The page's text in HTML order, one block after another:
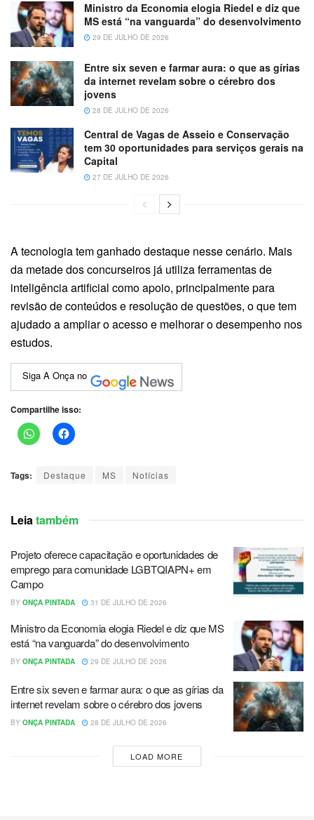
Ministro da Economia elogia Riedel e diz que
MS está “na vanguarda” do desenvolvimento
29 DE JULHO DE 2026
Entre six seven e farmar aura: o que as gírias
da internet revelam sobre o cérebro dos
jovens
28 DE JULHO DE 2026
Central de Vagas de Asseio e Conservação
tem 30 oportunidades para serviços gerais na
Capital
27 DE JULHO DE 2026
A tecnologia tem ganhado destaque nesse cenário. Mais
da metade dos concurseiros já utiliza ferramentas de
inteligência artificial como apoio, principalmente para
revisão de conteúdos e resolução de questões, o que tem
ajudado a ampliar o acesso e melhorar o desempenho nos
estudos.
Siga A Onça no
Compartilhe isso:
Tags: Destaque MS Notícias
Leiatambém
Projeto oferece capacitação e oportunidades de
emprego para comunidade LGBTQIAPN+ em
Campo
BY ONÇA PINTADA 31 DE JULHO DE 2026
Ministro da Economia elogia Riedel e diz que MS
está “na vanguarda” do desenvolvimento
BY ONÇA PINTADA 29 DE JULHO DE 2026
Entre six seven e farmar aura: o que as gírias da
internet revelam sobre o cérebro dos jovens
BY ONÇA PINTADA 28 DE JULHO DE 2026
LOAD MORE